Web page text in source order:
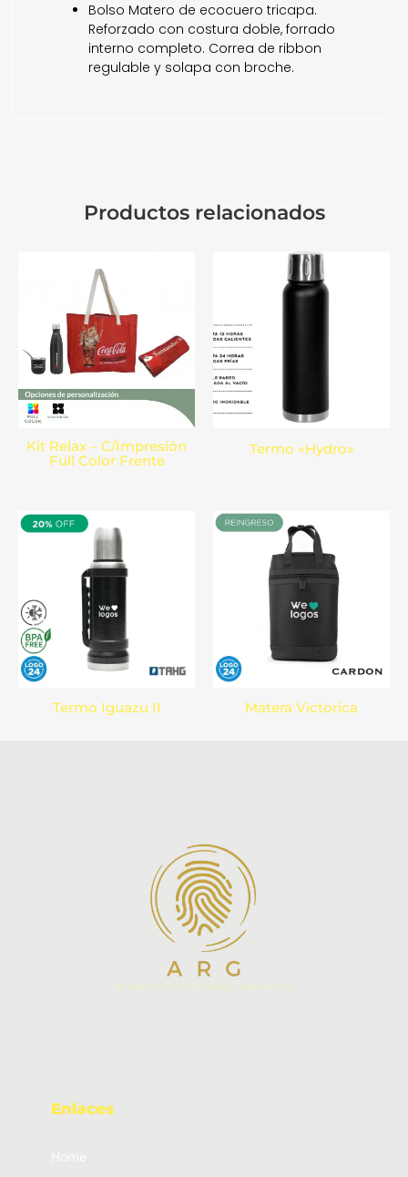
Bolso Matero de ecocuero tricapa.
Reforzado con costura doble, forrado
interno completo. Correa de ribbon
regulable y solapa con broche.
Productos relacionados
Kit Relax – C/Impresión
Full Color Frente
Termo «Hydro»
Termo Iguazu II Matera Victorica
Enlaces
Home